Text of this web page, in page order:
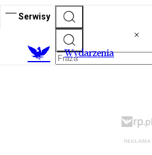
Serwisy
Wydarzenia